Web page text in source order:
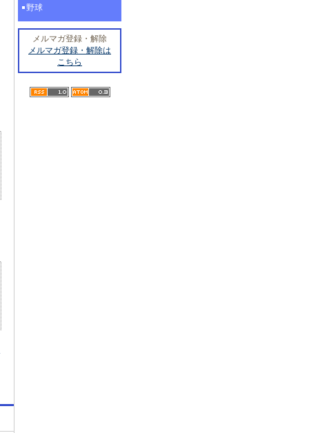
野球
メルマガ登録・解除
メルマガ登録・解除は
こちら